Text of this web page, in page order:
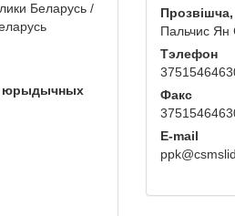
Беларусь /
юрыдычных
Прозвішча,
Пальчис Ян
Тэлефон
Факс
E-mail